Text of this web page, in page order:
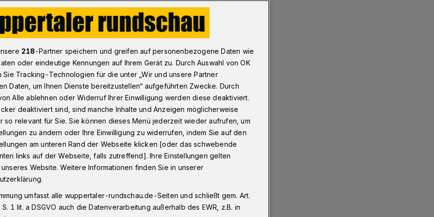
Regionalligist WSV schlägt Schalkes U 23 mit 3:1
U23
und holt den
Wuppertaler SV ist mit einem
Das Team des neuen Trainers Ersan
(3. Februar 2024) gegen die
(1:1). Ins Stadion am Zoo kamen
218-Partner speichern und greifen auf personenbezogene Daten wie
oder eindeutige Kennungen auf Ihrem Gerät zu. Durch Auswahl von OK
Sie Tracking-Technologien für die unter „Wir und unsere Partner
Daten, um Ihnen Dienste bereitzustellen“ aufgeführten Zwecke. Durch
Alle ablehnen oder Widerruf Ihrer Einwilligung werden diese deaktiviert.
deaktiviert sind, sind manche Inhalte und Anzeigen möglicherweise
so relevant für Sie. Sie können dieses Menü jederzeit wieder aufrufen, um
zu ändern oder Ihre Einwilligung zu widerrufen, indem Sie auf den
am unteren Rand der Webseite klicken [oder das schwebende
links auf der Webseite, falls zutreffend]. Ihre Einstellungen gelten
Website. Weitere Informationen finden Sie in unserer
umfasst alle wuppertaler-rundschau.de-Seiten und schließt gem. Art.
1 lit. a DSGVO auch die Datenverarbeitung außerhalb des EWR, z.B. in